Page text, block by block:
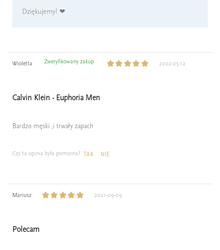
Dziękujemy! ❤
Wioletta Zweryfikowany zakup 2022-05-12
Calvin Klein - Euphoria Men
Bardzo męski ,i trwały zapach
Czy ta opinia była pomocna? TAK NIE
Mariusz 2021-09-09
Polecam